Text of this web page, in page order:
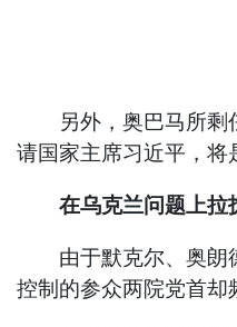
另外，奥巴马所剩任
请国家主席习近平，将
在乌克兰问题上拉
由于默克尔、奥朗德
控制的参众两院党首却